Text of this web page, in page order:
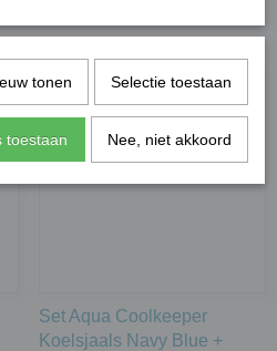
Set Aqua Coolkeeper
Koelsjaals Navy Blue +
tonen Selectie toestaan
toestaan Nee, niet akkoord